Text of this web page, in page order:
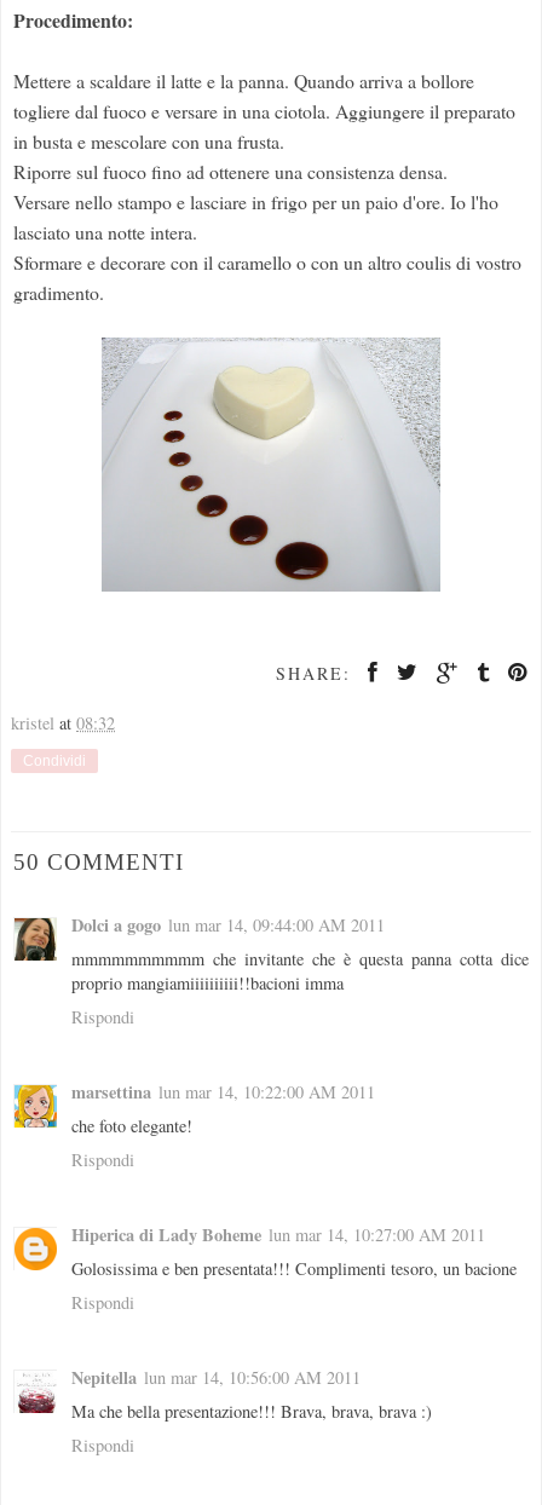
Procedimento:
Mettere a scaldare il latte e la panna. Quando arriva a bollore
togliere dal fuoco e versare in una ciotola. Aggiungere il preparato
in busta e mescolare con una frusta.
Riporre sul fuoco fino ad ottenere una consistenza densa.
Versare nello stampo e lasciare in frigo per un paio d'ore. Io l'ho
lasciato una notte intera.
Sformare e decorare con il caramello o con un altro coulis di vostro
gradimento.
SHARE:
kristel at 08:32
Condividi
50 COMMENTI
Dolci a gogo lun mar 14, 09:44:00 AM 2011
mmmmmmmmmm che invitante che è questa panna cotta dice
proprio mangiamiiiiiiiiii!!bacioni imma
Rispondi
marsettina lun mar 14, 10:22:00 AM 2011
che foto elegante!
Rispondi
Hiperica di Lady Boheme lun mar 14, 10:27:00 AM 2011
Golosissima e ben presentata!!! Complimenti tesoro, un bacione
Rispondi
Nepitella lun mar 14, 10:56:00 AM 2011
Ma che bella presentazione!!! Brava, brava, brava :)
Rispondi